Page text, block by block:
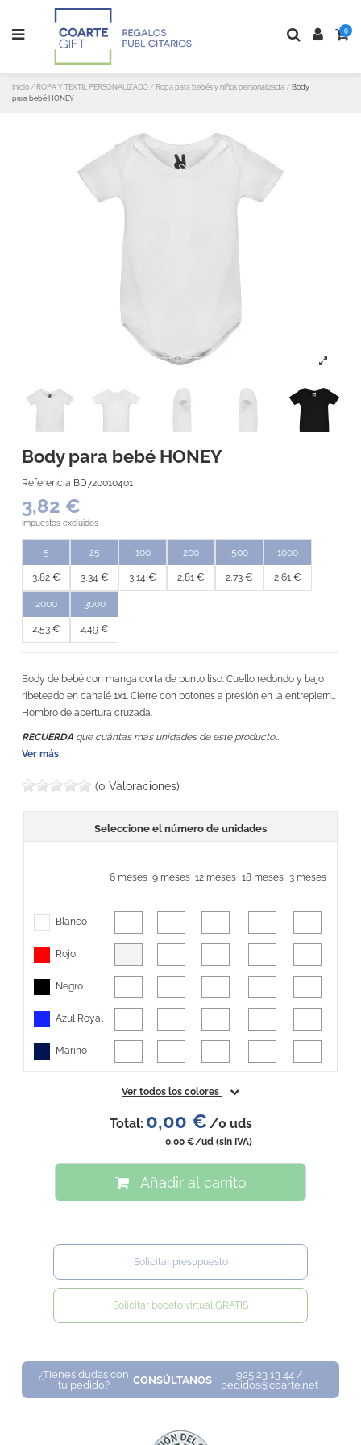
0
Inicio ROPA Y TEXTIL PERSONALIZADO Ropa para bebés y niños personalizada
Body
para bebé HONEY
Body para bebé HONEY
Referencia BD720010401
3,82 €
Impuestos excluidos
5
3,82 €
25
3,34 €
100
3,14 €
200
2,81 €
500
2,73 €
1000
2,61 €
2000
2,53 €
3000
2,49 €
Body de bebé con manga corta de punto liso. Cuello redondo y bajo
ribeteado en canalé 1x1. Cierre con botones a presión en la entrepierna.
Hombro de apertura cruzada.
RECUERDA que cuántas más unidades de este producto
añadas, mayor
Ver más
(0 Valoraciones)
Seleccione el número de unidades
6 meses 9 meses 12 meses 18 meses 3 meses
Blanco
Rojo
Negro
Azul Royal
Marino
Ver todos los colores
Total: 0,00 € /0 uds
0,00 €/ud (sin IVA)
Añadir al carrito
Solicitar presupuesto
Solicitar boceto virtual GRATIS
¿Tienes dudas con
tu pedido?
CONSÚLTANOS
925 23 13 44 /
pedidos@coarte.net